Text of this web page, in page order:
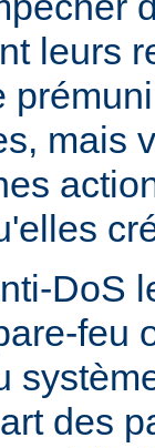
leurs
mais
DoS
feu
des